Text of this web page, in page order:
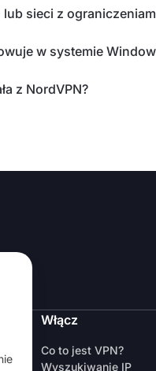
sieci z
w systemie
z NordVPN?
Włącz
Co to jest VPN?
Wyszukiwanie IP